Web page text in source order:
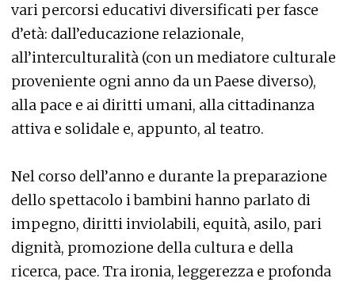
vari percorsi educativi diversificati per fasce
d’età: dall’educazione relazionale,
all’interculturalità (con un mediatore culturale
proveniente ogni anno da un Paese diverso),
alla pace e ai diritti umani, alla cittadinanza
attiva e solidale e, appunto, al teatro.
Nel corso dell’anno e durante la preparazione
dello spettacolo i bambini hanno parlato di
impegno, diritti inviolabili, equità, asilo, pari
dignità, promozione della cultura e della
ricerca, pace. Tra ironia, leggerezza e profonda